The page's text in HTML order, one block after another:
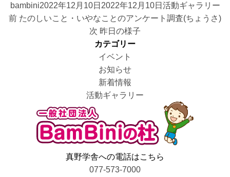
投
稿
bambini投
稿
2022年12月10日 2022年12月10日 カ
テ
活動ギャラリー
前 前
たのしいこと・いやなことのアンケート調査(ちょうさ)
次 次
の
投
稿:
昨日の様子
カテゴリー
イベント
お知らせ
新着情報
活動ギャラリー
真野学舎への電話はこちら
077-573-7000